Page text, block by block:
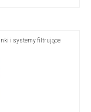
i systemy filtrujące